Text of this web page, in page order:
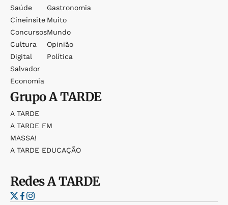
Saúde
Cineinsite
Concursos
Cultura
Digital
Salvador
Economia
Gastronomia
Muito
Mundo
Opinião
Política
GrupoA TARDE
A TARDE
A TARDE FM
MASSA!
A TARDE EDUCAÇÃO
RedesA TARDE